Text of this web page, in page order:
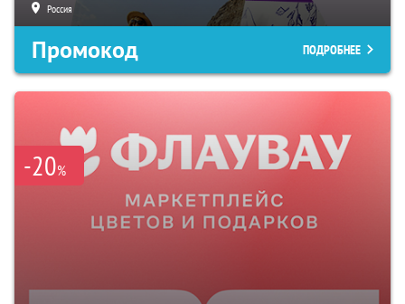
Россия
Промокод ПОДРОБНЕЕ
-20%